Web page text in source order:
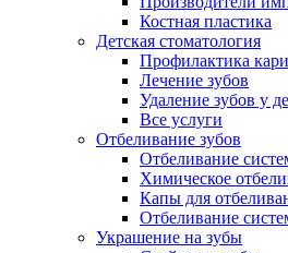
Костная пластика
Детская стоматология
Профилактика
Лечение зубов
Удаление зубов у
Все услуги
Отбеливание зубов
Отбеливание
Химическое
Капы для
Отбеливание
Украшение на зубы